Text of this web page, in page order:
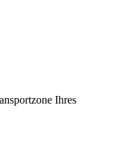
Ihres